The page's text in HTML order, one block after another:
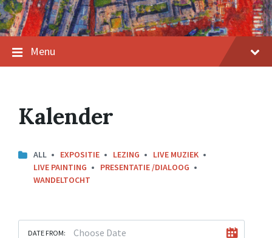
Menu
Kalender
CATEGORIES:
ALL EXPOSITIE LEZING
LIVE MUZIEK
LIVE PAINTING
PRESENTATIE /DIALOOG
WANDELTOCHT
DATE FROM: